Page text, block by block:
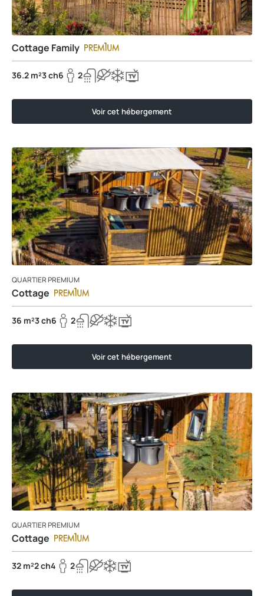
Cottage Family
36.2 m²3 ch6 2
Voir cet hébergement
QUARTIER PREMIUM
Cottage
36 m²3 ch6 2
Voir cet hébergement
QUARTIER PREMIUM
Cottage
32 m²2 ch4 2